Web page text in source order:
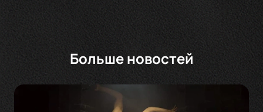
Больше новостей